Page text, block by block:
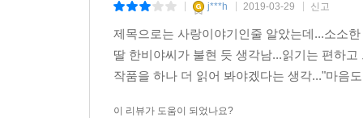
j***h 2019-03-29 신고
제목으로는 사랑이야기인줄 알았는데...소소
딸 한비야씨가 불현 듯 생각남...읽기는 편하
작품을 하나 더 읽어 봐야겠다는 생각..."마음
이 리뷰가 도움이 되었나요?